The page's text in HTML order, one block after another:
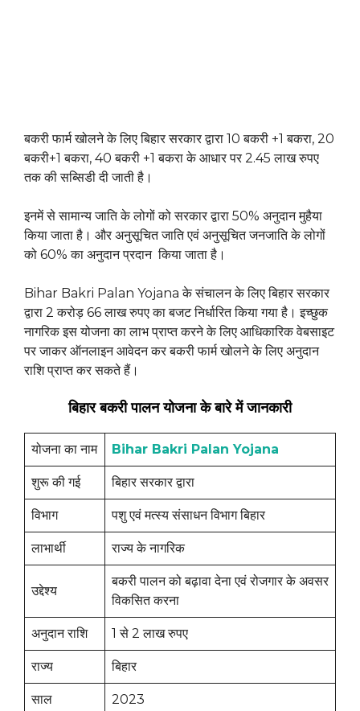
बकरी फार्म खोलने के लिए बिहार सरकार द्वारा 10 बकरी +1 बकरा, 20
बकरी+1 बकरा, 40 बकरी +1 बकरा के आधार पर 2.45 लाख रुपए
तक की सब्सिडी दी जाती है।
इनमें से सामान्य जाति के लोगों को सरकार द्वारा 50% अनुदान मुहैया
किया जाता है। और अनुसूचित जाति एवं अनुसूचित जनजाति के लोगों
को 60% का अनुदान प्रदान किया जाता है।
Bihar Bakri Palan Yojana के संचालन के लिए बिहार सरकार
द्वारा 2 करोड़ 66 लाख रुपए का बजट निर्धारित किया गया है। इच्छुक
नागरिक इस योजना का लाभ प्राप्त करने के लिए आधिकारिक वेबसाइट
पर जाकर ऑनलाइन आवेदन कर बकरी फार्म खोलने के लिए अनुदान
राशि प्राप्त कर सकते हैं।
बिहार बकरी पालन योजना के बारे में जानकारी
योजना का नाम Bihar Bakri Palan Yojana
शुरू की गई बिहार सरकार द्वारा
विभाग पशु एवं मत्स्य संसाधन विभाग बिहार
लाभार्थी राज्य के नागरिक
उद्देश्य
बकरी पालन को बढ़ावा देना एवं रोजगार के अवसर
विकसित करना
अनुदान राशि 1 से 2 लाख रुपए
राज्य बिहार
साल 2023